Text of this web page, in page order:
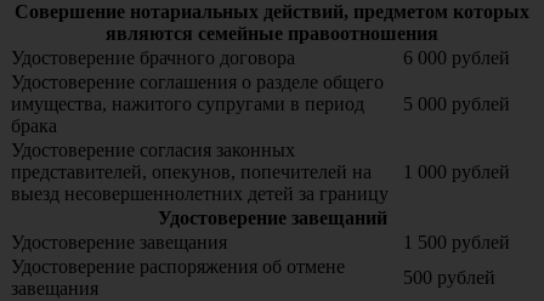
Совершение нотариальных действий, предметом которых
являются семейные правоотношения
Удостоверение брачного договора
6 000 рублей
Удостоверение соглашения о разделе общего
имущества, нажитого супругами в период
брака
5 000 рублей
Удостоверение согласия законных
представителей, опекунов, попечителей на
выезд несовершеннолетних детей за границу
1 000 рублей
Удостоверение завещаний
Удостоверение завещания
1 500 рублей
Удостоверение распоряжения об отмене
завещания
500 рублей